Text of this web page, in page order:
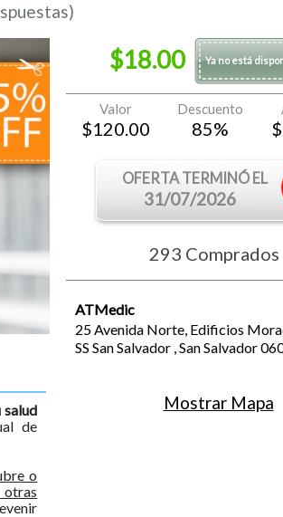
de
o
$18.00 Ya no está
Valor
$120.00
Descuento
85% $
OFERTA TERMINÓ EL
31/07/2026
293 Comprados
ATMedic
25 Avenida Norte, Edificios
SS San Salvador,San Salvador
Mostrar Mapa